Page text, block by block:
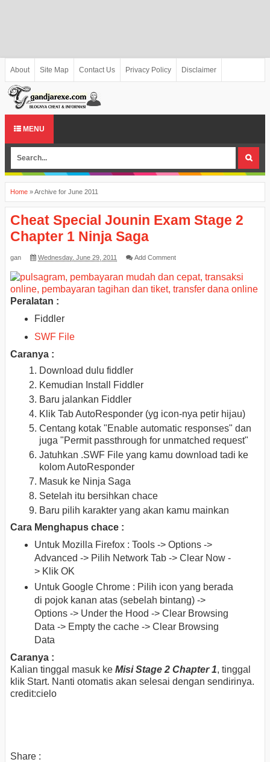
About Site Map Contact Us Privacy Policy Disclaimer
MENU
Home »Archive for June 2011
Cheat Special Jounin Exam Stage 2
Chapter 1 Ninja Saga
gan Wednesday, June 29, 2011 Add Comment
Peralatan :
Fiddler
SWF File
Caranya :
Download dulu fiddler
Kemudian Install Fiddler
Baru jalankan Fiddler
Klik Tab AutoResponder (yg icon-nya petir hijau)
Centang kotak "Enable automatic responses" dan
juga "Permit passthrough for unmatched request"
Jatuhkan .SWF File yang kamu download tadi ke
kolom AutoResponder
Masuk ke Ninja Saga
Setelah itu bersihkan chace
Baru pilih karakter yang akan kamu mainkan
Cara Menghapus chace :
Untuk Mozilla Firefox : Tools -> Options ->
Advanced -> Pilih Network Tab -> Clear Now -
> Klik OK
Untuk Google Chrome : Pilih icon yang berada
di pojok kanan atas (sebelah bintang) ->
Options -> Under the Hood -> Clear Browsing
Data -> Empty the cache -> Clear Browsing
Data
Caranya :
Kalian tinggal masuk ke Misi Stage 2 Chapter 1, tinggal
klik Start. Nanti otomatis akan selesai dengan sendirinya.
credit:cielo
Share :